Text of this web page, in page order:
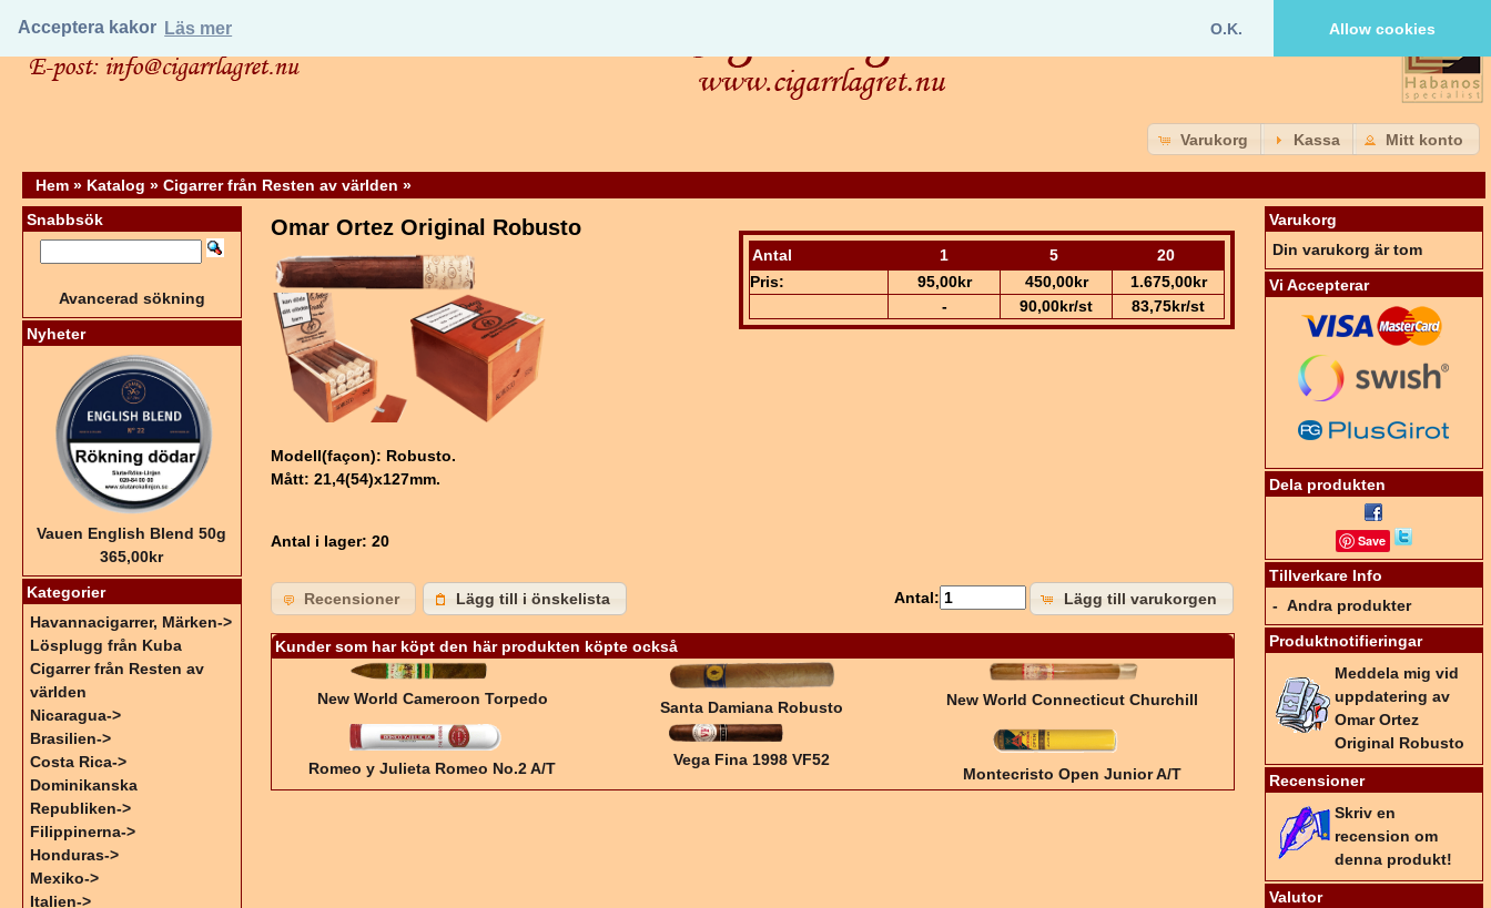
Acceptera kakor Läs mer O.K. Allow cookies
Varukorg Kassa Mitt konto
Hem » Katalog » Cigarrer från Resten av världen »
Antal 1 5
20
Pris:
95,00kr 450,00kr
1.675,00kr
-
90,00kr/st 83,75kr/st
Omar Ortez Original Robusto
Modell(façon): Robusto.
Mått: 21,4(54)x127mm.
Antal i lager: 20
Lägg till varukorgen
Antal:
Recensioner Lägg till i önskelista
Kunder som har köpt den här produkten köpte också
New World Cameroon Torpedo Santa Damiana Robusto New World Connecticut Churchill
Romeo y Julieta Romeo No.2 A/T
Vega Fina 1998 VF52
Montecristo Open Junior A/T
Snabbsök
Avancerad sökning
Nyheter
Vauen English Blend 50g
365,00kr
Kategorier
Havannacigarrer, Märken->
Lösplugg från Kuba
Cigarrer från Resten av
världen
Nicaragua->
Brasilien->
Costa Rica->
Dominikanska
Republiken->
Filippinerna->
Honduras->
Mexiko->
Italien->
Varukorg
Din varukorg är tom
Vi Accepterar
Dela produkten
Save
Tillverkare Info
- Andra produkter
Produktnotifieringar
Meddela mig vid
uppdatering av
Omar Ortez
Original Robusto
Recensioner
Skriv en
recension om
denna produkt!
Valutor